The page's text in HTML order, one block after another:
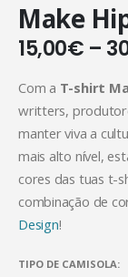
Make
15,00€ –
Com a T-shirt
writters,
manter viva a
mais alto nível,
cores das tuas t-
combinação de
Design!
TIPO DE CAMISOLA